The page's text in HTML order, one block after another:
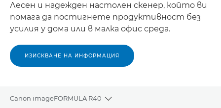
Лесен и надежден настолен скенер, който ви
помага да постигнете продуктивност без
усилия у дома или в малка офис среда.
ИЗИСКВАНЕ НА ИНФОРМАЦИЯ
Canon imageFORMULA R40
Toggle breadcrumbs